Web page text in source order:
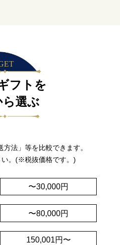
フトを
ら選ぶ
法」等を比較できます。
い。(※税抜価格です。)
〜30,000円
〜80,000円
150,001円〜